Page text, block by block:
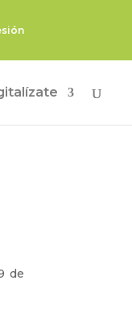
de